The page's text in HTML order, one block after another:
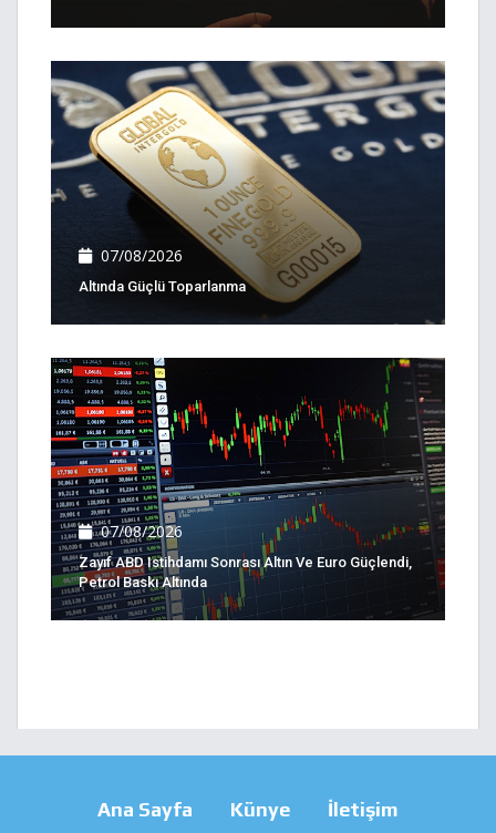
07/08/2026
Altında Güçlü Toparlanma
07/08/2026
Zayıf ABD Istihdamı Sonrası Altın Ve Euro Güçlendi,
Petrol Baskı Altında
Ana Sayfa Künye İletişim